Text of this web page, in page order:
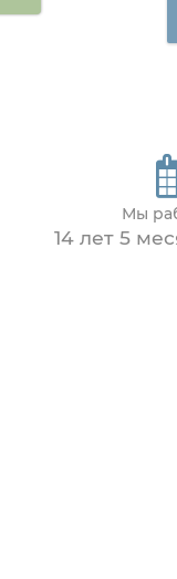
Мы
14 лет 5